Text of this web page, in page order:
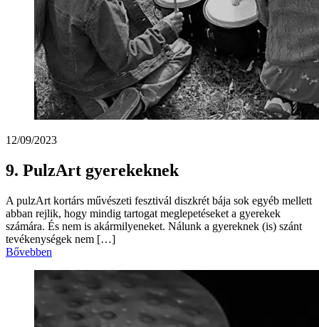
12/09/2023
9. PulzArt gyerekeknek
A pulzArt kortárs művészeti fesztivál diszkrét bája sok egyéb mellett
abban rejlik, hogy mindig tartogat meglepetéseket a gyerekek
számára. És nem is akármilyeneket. Nálunk a gyereknek (is) szánt
tevékenységek nem […]
Bővebben